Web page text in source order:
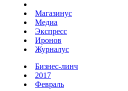
Магазинус
Медиа
Экспресс
Иронов
Журналус
Бизнес-линч
2017
Февраль